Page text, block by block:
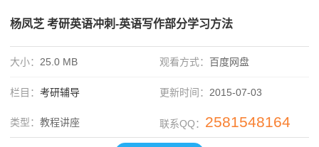
杨凤芝 考研英语冲刺-英语写作部分学习方法
大小： 25.0 MB 观看方式： 百度网盘
栏目： 考研辅导 更新时间： 2015-07-03
类型： 教程讲座 联系QQ： 2581548164